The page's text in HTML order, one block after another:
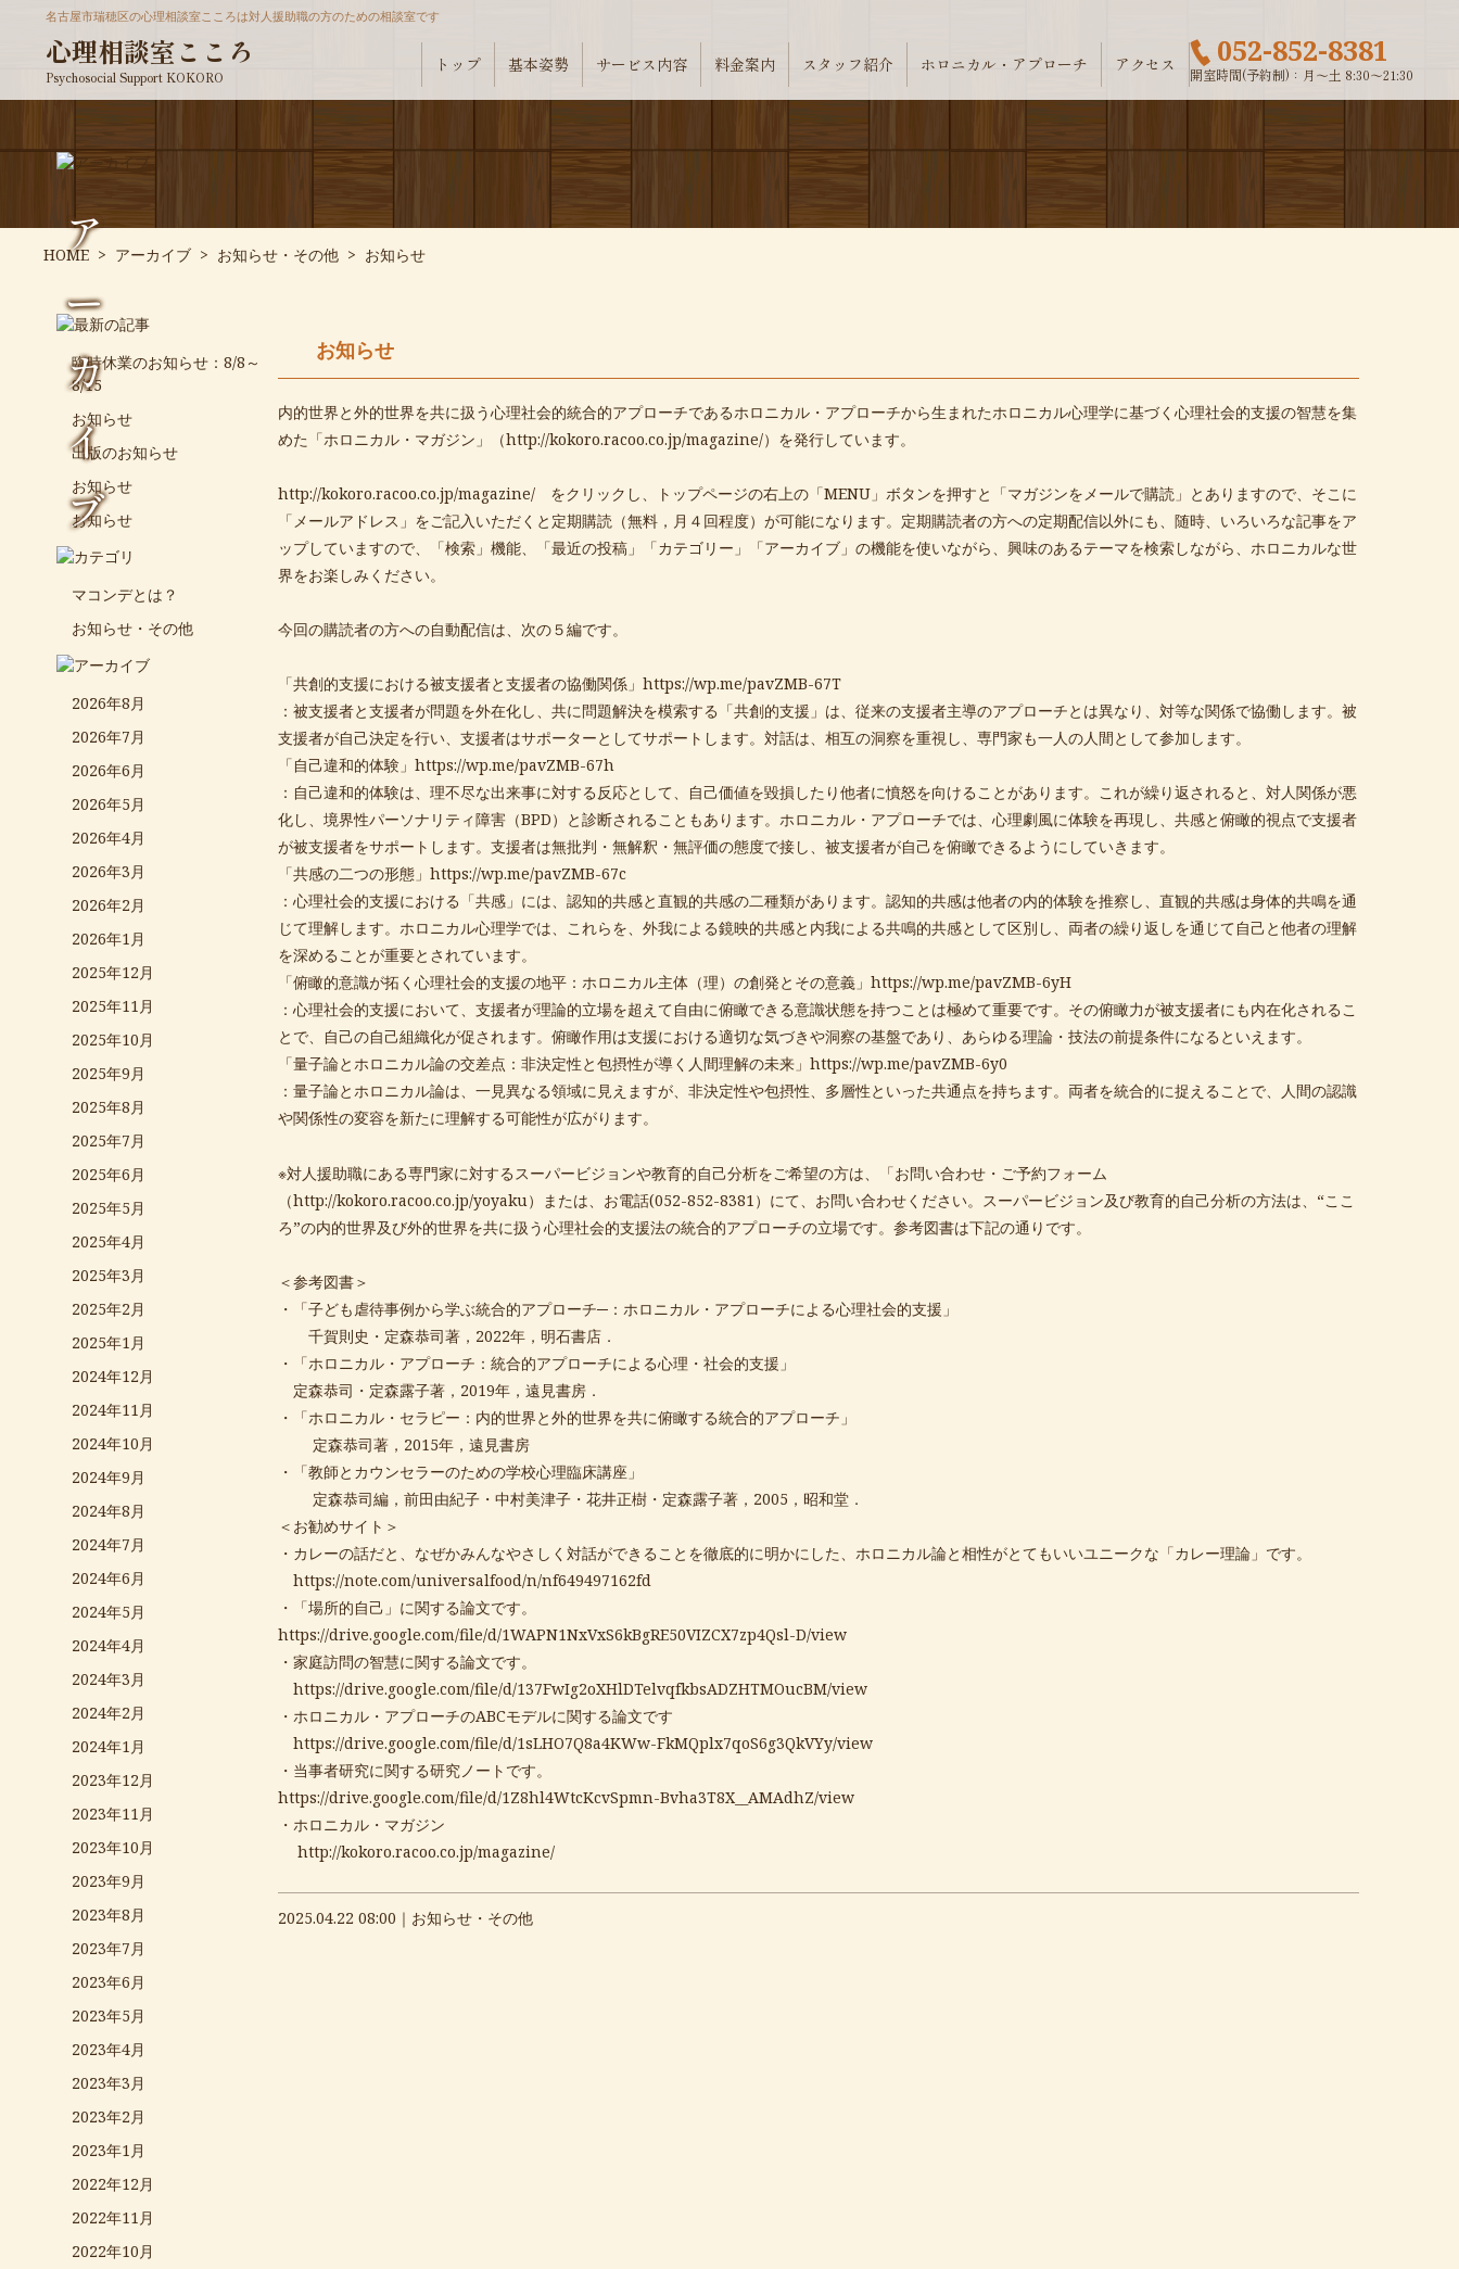
名古屋市瑞穂区の心理相談室こころは対人援助職の方のための相談室です
心理相談室こころ
Psychosocial Support KOKORO
トップ 基本姿勢 サービス内容 料金案内 スタッフ紹介
ホロニカル・アプローチ
ホロニカルアプローチとは
ホロニカル心理用語集 ホロニカル・アプローチの学び方
アクセス 052-852-8381
開室時間(予約制)：月～土 8:30～21:30
ア
ー
カ
イ
ブ
HOME > アーカイブ > お知らせ・その他 > お知らせ
臨時休業のお知らせ：8/8～
8/15
お知らせ
出版のお知らせ
お知らせ
お知らせ
マコンデとは？
お知らせ・その他
2026年8月
2026年7月
2026年6月
2026年5月
2026年4月
2026年3月
2026年2月
2026年1月
2025年12月
2025年11月
2025年10月
2025年9月
2025年8月
2025年7月
2025年6月
2025年5月
2025年4月
2025年3月
2025年2月
2025年1月
2024年12月
2024年11月
2024年10月
2024年9月
2024年8月
2024年7月
2024年6月
2024年5月
2024年4月
2024年3月
2024年2月
2024年1月
2023年12月
2023年11月
2023年10月
2023年9月
2023年8月
2023年7月
2023年6月
2023年5月
2023年4月
2023年3月
2023年2月
2023年1月
2022年12月
2022年11月
2022年10月
お知らせ
内的世界と外的世界を共に扱う心理社会的統合的アプローチであるホロニカル・アプローチから生まれたホロニカル心理学に基づく心理社会的支援の智慧を集
めた「ホロニカル・マガジン」（http://kokoro.racoo.co.jp/magazine/）を発行しています。
http://kokoro.racoo.co.jp/magazine/ をクリックし、トップページの右上の「MENU」ボタンを押すと「マガジンをメールで購読」とありますので、そこに
「メールアドレス」をご記入いただくと定期購読（無料，月４回程度）が可能になります。定期購読者の方への定期配信以外にも、随時、いろいろな記事をア
ップしていますので、「検索」機能、「最近の投稿」「カテゴリー」「アーカイブ」の機能を使いながら、興味のあるテーマを検索しながら、ホロニカルな世
界をお楽しみください。
今回の購読者の方への自動配信は、次の５編です。
「共創的支援における被支援者と支援者の協働関係」 https://wp.me/pavZMB-67T
：被支援者と支援者が問題を外在化し、共に問題解決を模索する「共創的支援」は、従来の支援者主導のアプローチとは異なり、対等な関係で協働します。被
支援者が自己決定を行い、支援者はサポーターとしてサポートします。対話は、相互の洞察を重視し、専門家も一人の人間として参加します。
「自己違和的体験」 https://wp.me/pavZMB-67h
：自己違和的体験は、理不尽な出来事に対する反応として、自己価値を毀損したり他者に憤怒を向けることがあります。これが繰り返されると、対人関係が悪
化し、境界性パーソナリティ障害（BPD）と診断されることもあります。ホロニカル・アプローチでは、心理劇風に体験を再現し、共感と俯瞰的視点で支援者
が被支援者をサポートします。支援者は無批判・無解釈・無評価の態度で接し、被支援者が自己を俯瞰できるようにしていきます。
「共感の二つの形態」 https://wp.me/pavZMB-67c
：心理社会的支援における「共感」には、認知的共感と直観的共感の二種類があります。認知的共感は他者の内的体験を推察し、直観的共感は身体的共鳴を通
じて理解します。ホロニカル心理学では、これらを、外我による鏡映的共感と内我による共鳴的共感として区別し、両者の繰り返しを通じて自己と他者の理解
を深めることが重要とされています。
「俯瞰的意識が拓く心理社会的支援の地平：ホロニカル主体（理）の創発とその意義」 https://wp.me/pavZMB-6yH
：心理社会的支援において、支援者が理論的立場を超えて自由に俯瞰できる意識状態を持つことは極めて重要です。その俯瞰力が被支援者にも内在化されるこ
とで、自己の自己組織化が促されます。俯瞰作用は支援における適切な気づきや洞察の基盤であり、あらゆる理論・技法の前提条件になるといえます。
「量子論とホロニカル論の交差点：非決定性と包摂性が導く人間理解の未来」 https://wp.me/pavZMB-6y0
：量子論とホロニカル論は、一見異なる領域に見えますが、非決定性や包摂性、多層性といった共通点を持ちます。両者を統合的に捉えることで、人間の認識
や関係性の変容を新たに理解する可能性が広がります。
※対人援助職にある専門家に対するスーパービジョンや教育的自己分析をご希望の方は、「お問い合わせ・ご予約フォーム
（http://kokoro.racoo.co.jp/yoyaku）または、お電話(052-852-8381）にて、お問い合わせください。スーパービジョン及び教育的自己分析の方法は、“ここ
ろ”の内的世界及び外的世界を共に扱う心理社会的支援法の統合的アプローチの立場です。参考図書は下記の通りです。
＜参考図書＞
・「子ども虐待事例から学ぶ統合的アプローチ─：ホロニカル・アプローチによる心理社会的支援」
千賀則史・定森恭司著，2022年，明石書店．
・「ホロニカル・アプローチ：統合的アプローチによる心理・社会的支援」
定森恭司・定森露子著，2019年，遠見書房．
・「ホロニカル・セラピー：内的世界と外的世界を共に俯瞰する統合的アプローチ」
定森恭司著，2015年，遠見書房
・「教師とカウンセラーのための学校心理臨床講座」
定森恭司編，前田由紀子・中村美津子・花井正樹・定森露子著，2005，昭和堂．
＜お勧めサイト＞
・カレーの話だと、なぜかみんなやさしく対話ができることを徹底的に明かにした、ホロニカル論と相性がとてもいいユニークな「カレー理論」です。
https://note.com/universalfood/n/nf649497162fd
・「場所的自己」に関する論文です。
https://drive.google.com/file/d/1WAPN1NxVxS6kBgRE50VIZCX7zp4Qsl-D/view
・家庭訪問の智慧に関する論文です。
https://drive.google.com/file/d/137FwIg2oXHlDTelvqfkbsADZHTMOucBM/view
・ホロニカル・アプローチのABCモデルに関する論文です
https://drive.google.com/file/d/1sLHO7Q8a4KWw-FkMQplx7qoS6g3QkVYy/view
・当事者研究に関する研究ノートです。
https://drive.google.com/file/d/1Z8hl4WtcKcvSpmn-Bvha3T8X__AMAdhZ/view
・ホロニカル・マガジン
http://kokoro.racoo.co.jp/magazine/
2025.04.22 08:00｜ お知らせ・その他